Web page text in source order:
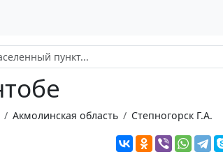
Акмолинская область Степногорск Г.А.